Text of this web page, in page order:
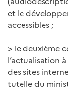
et le
accessibles ;
> le deuxième
l’actualisation
des sites
tutelle du